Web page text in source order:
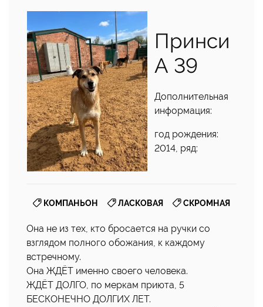
Принси
А 39
Дополнительная
информация:
год рождения:
2014, ряд:
КОМПАНЬОН ЛАСКОВАЯ СКРОМНАЯ
Она не из тех, кто бросается на ручки со
взглядом полного обожания, к каждому
встречному.
Она ЖДЁТ именно своего человека.
ЖДЁТ ДОЛГО, по меркам приюта, 5
БЕСКОНЕЧНО ДОЛГИХ ЛЕТ.